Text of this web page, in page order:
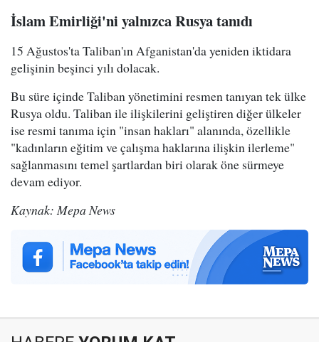
İslam Emirliği'ni yalnızca Rusya tanıdı
15 Ağustos'ta Taliban'ın Afganistan'da yeniden iktidara
gelişinin beşinci yılı dolacak.
Bu süre içinde Taliban yönetimini resmen tanıyan tek ülke
Rusya oldu. Taliban ile ilişkilerini geliştiren diğer ülkeler
ise resmi tanıma için "insan hakları" alanında, özellikle
"kadınların eğitim ve çalışma haklarına ilişkin ilerleme"
sağlanmasını temel şartlardan biri olarak öne sürmeye
devam ediyor.
Kaynak: Mepa News